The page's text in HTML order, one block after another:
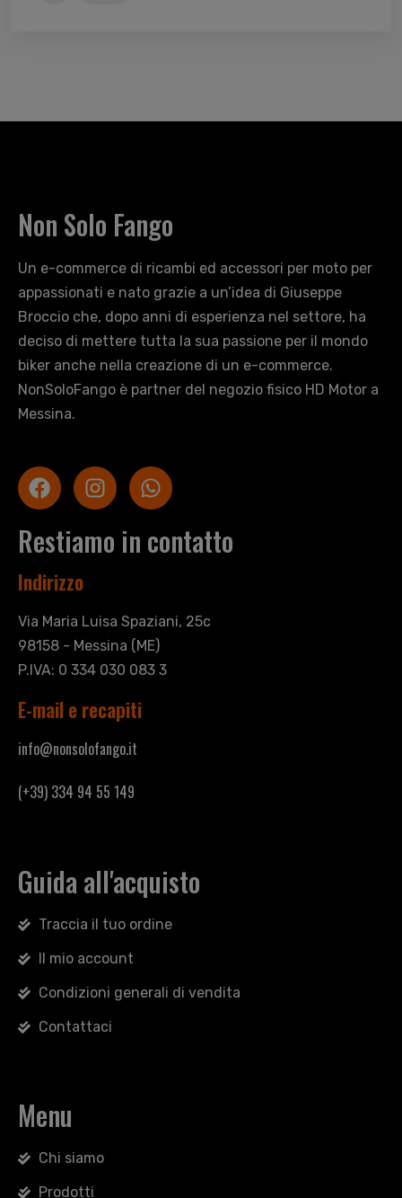
Non Solo Fango
Un e-commerce di ricambi ed accessori per moto per
appassionati e nato grazie a un’idea di Giuseppe
Broccio che, dopo anni di esperienza nel settore, ha
deciso di mettere tutta la sua passione per il mondo
biker anche nella creazione di un e-commerce.
NonSoloFango è partner del negozio fisico HD Motor a
Messina.
Restiamo in contatto
Indirizzo
Via Maria Luisa Spaziani, 25c
98158 - Messina (ME)
P.IVA: 0 334 030 083 3
E-mail e recapiti
info@nonsolofango.it
(+39) 334 94 55 149
Guida all'acquisto
Traccia il tuo ordine
Il mio account
Condizioni generali di vendita
Contattaci
Menu
Chi siamo
Prodotti